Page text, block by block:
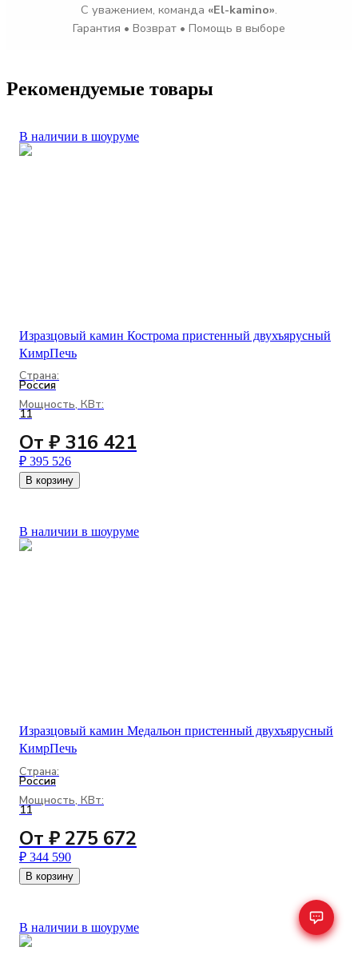
С уважением, команда «El-kamino».
Гарантия • Возврат • Помощь в выборе
Рекомендуемые товары
В наличии в шоуруме
Изразцовый камин Кострома пристенный двухъярусный
КимрПечь
Страна:
Россия
Мощность, КВт:
11
От ₽ 316 421
₽ 395 526
В корзину
В наличии в шоуруме
Изразцовый камин Медальон пристенный двухъярусный
КимрПечь
Страна:
Россия
Мощность, КВт:
11
От ₽ 275 672
₽ 344 590
В корзину
В наличии в шоуруме